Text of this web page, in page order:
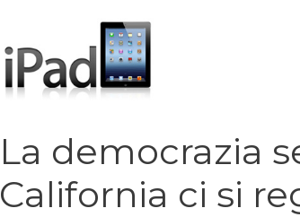
La democrazia
California ci si